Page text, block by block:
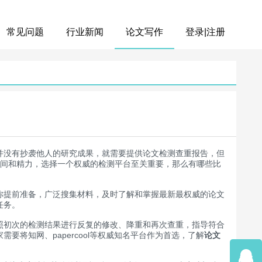
常见问题 行业新闻 论文写作 登录|注册
有抄袭他人的研究成果，就需要提供论文检测查重报告，但
和精力，选择一个权威的检测平台至关重要，那么有哪些比
准备，广泛搜集材料，及时了解和掌握最新最权威的论文
。
的检测结果进行反复的修改、降重和再次查重，指导符合
要将知网、papercool等权威知名平台作为首选，了解论文